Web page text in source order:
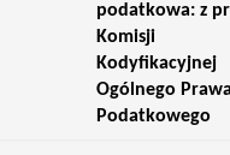
podatkowa: z
Komisji
Kodyfikacyjnej
Ogólnego Prawa
Podatkowego